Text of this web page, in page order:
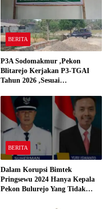
BERITA
P3A Sodomakmur ,Pekon
Blitarejo Kerjakan P3-TGAI
Tahun 2026 ,Sesuai
BERITA
Dalam Korupsi Bimtek
Pringsewu 2024 Hanya Kepala
Pekon Bulurejo Yang Tidak